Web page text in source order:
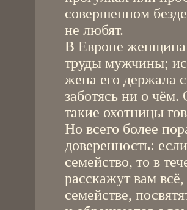
совершенном
не любят.
В Европе женщина
труды мужчины;
жена его держала
заботясь ни о
такие охотницы
Но всего более
доверенность:
семейство, то в
расскажут вам
семействе,